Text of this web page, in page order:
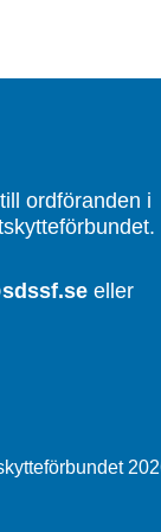
ordföranden i
eller